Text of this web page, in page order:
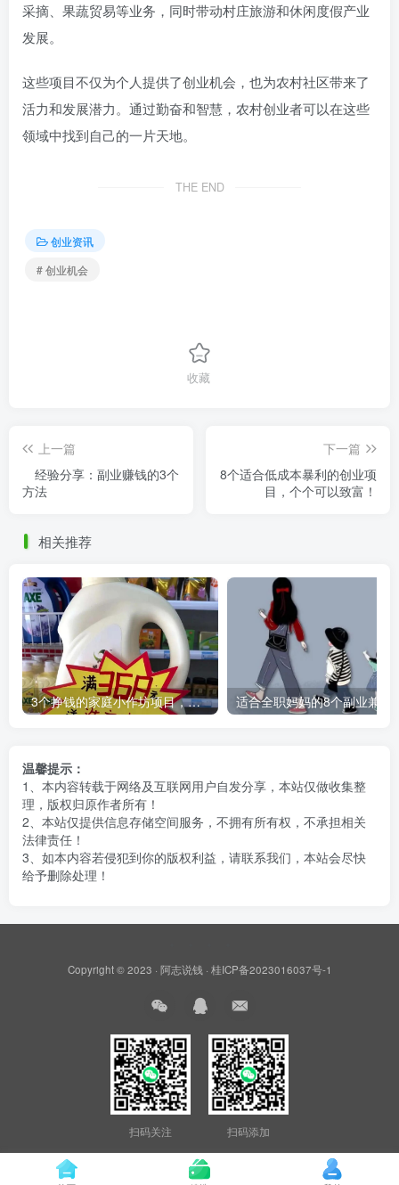
采摘、果蔬贸易等业务，同时带动村庄旅游和休闲度假产业
发展。
这些项目不仅为个人提供了创业机会，也为农村社区带来了
活力和发展潜力。通过勤奋和智慧，农村创业者可以在这些
领域中找到自己的一片天地。
THE END
创业资讯
# 创业机会
收藏
上一篇
经验分享：副业赚钱的3个
方法
下一篇
8个适合低成本暴利的创业项
目，个个可以致富！
相关推荐
3个挣钱的家庭小作坊项目，万元左右就能启动，上手不难，赚钱容易
温馨提示：
1、本内容转载于网络及互联网用户自发分享，本站仅做收集整
理，版权归原作者所有！
2、本站仅提供信息存储空间服务，不拥有所有权，不承担相关
法律责任！
3、如本内容若侵犯到你的版权利益，请联系我们，本站会尽快
给予删除处理！
Copyright © 2023 · 阿志说钱 · 桂ICP备2023016037号-1
扫码关注 扫码添加